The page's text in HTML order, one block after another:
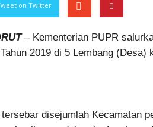
on Twitter
– Kementerian PUPR
2019 di 5 Lembang (Desa)
disejumlah Kecamatan